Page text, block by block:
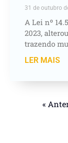
31 de outubro
A Lei nº
2023,
trazendo
LER MAIS
«